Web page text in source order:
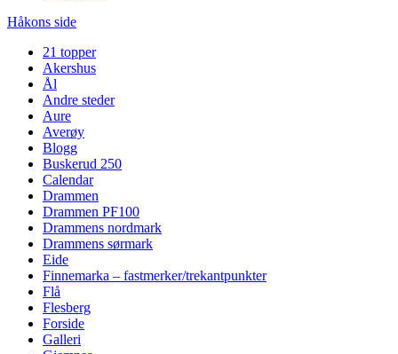
Håkons side
21 topper
Akershus
Ål
Andre steder
Aure
Averøy
Blogg
Buskerud 250
Calendar
Drammen
Drammen PF100
Drammens nordmark
Drammens sørmark
Eide
Finnemarka – fastmerker/trekantpunkter
Flå
Flesberg
Forside
Galleri